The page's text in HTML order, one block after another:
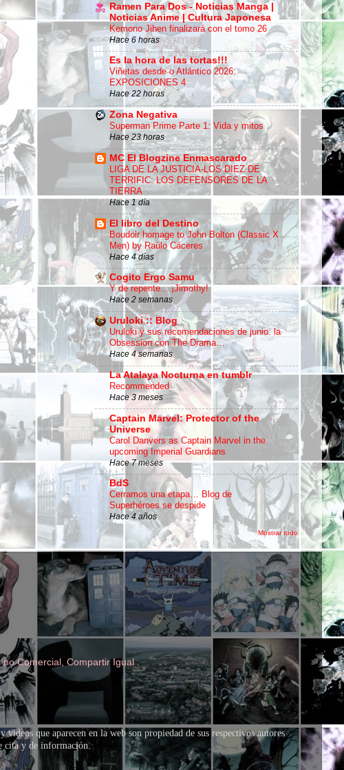
Ramen Para Dos - Noticias Manga |
Noticias Anime | Cultura Japonesa
Kemono Jihen finalizará con el tomo 26
Hace 6 horas
Es la hora de las tortas!!!
Viñetas desde o Atlántico 2026:
EXPOSICIONES 4
Hace 22 horas
Zona Negativa
Superman Prime Parte 1: Vida y mitos
Hace 23 horas
MC El Blogzine Enmascarado
LIGA DE LA JUSTICIA-LOS DIEZ DE
TERRIFIC: LOS DEFENSORES DE LA
TIERRA
Hace 1 día
El libro del Destino
Boudoir homage to John Bolton (Classic X
Men) by Raúlo Cáceres
Hace 4 días
Cogito Ergo Samu
Y de repente... ¡Jimothy!
Hace 2 semanas
Uruloki :: Blog
Uruloki y sus recomendaciones de junio: la
Obsession con The Drama…
Hace 4 semanas
La Atalaya Nocturna en tumblr
Recommended
Hace 3 meses
Captain Marvel: Protector of the
Universe
Carol Danvers as Captain Marvel in the
upcoming Imperial Guardians
Hace 7 meses
BdS
Cerramos una etapa… Blog de
Superhéroes se despide
Hace 4 años
Mostrar todo
no Comercial, Compartir Igual.
que aparecen en la web son propiedad de sus respectivos autores
cita y de información.